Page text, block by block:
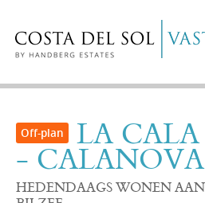
AANBOD MARBELLA
NIEUWBOUWPROJECTEN
LA
-
HEDENDAAGS WONEN